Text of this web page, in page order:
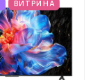
ВИТРИНА